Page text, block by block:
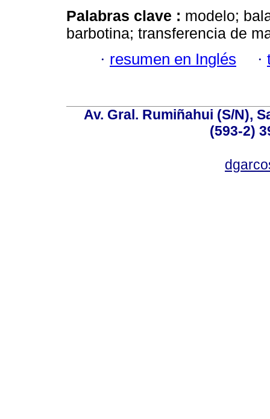
Palabras clave : modelo;
barbotina; transferencia de
· resumen en Inglés ·
Av. Gral. Rumiñahui (S/N),
(593-2)